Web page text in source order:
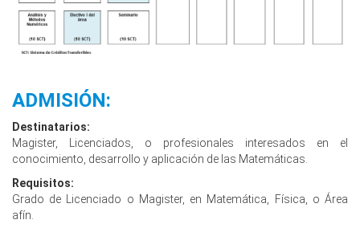
ADMISIÓN:
Destinatarios:
Magister, Licenciados, o profesionales interesados en el
conocimiento, desarrollo y aplicación de las Matemáticas.
Requisitos:
Grado de Licenciado o Magister, en Matemática, Física, o Área
afín.